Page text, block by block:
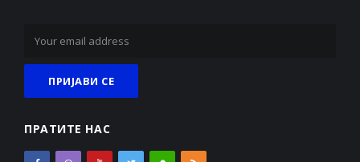
ПРАТИТЕ НАС